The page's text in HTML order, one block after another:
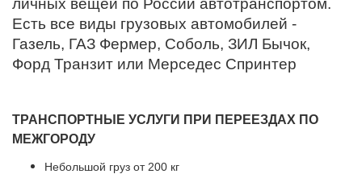
личных вещей по России автотранспортом.
Есть все виды грузовых автомобилей -
Газель, ГАЗ Фермер, Соболь, ЗИЛ Бычок,
Форд Транзит или Мерседес Спринтер
ТРАНСПОРТНЫЕ УСЛУГИ ПРИ ПЕРЕЕЗДАХ ПО
МЕЖГОРОДУ
Небольшой груз от 200 кг